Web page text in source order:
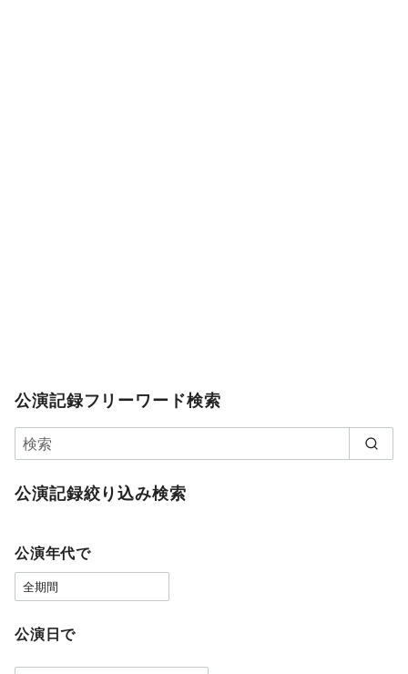
公演記録フリーワード検索
公演記録絞り込み検索
公演年代で
公演日で